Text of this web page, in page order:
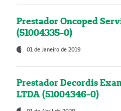
Prestador Oncoped
(51004335-0)
01 de Janeiro de 2019
Prestador Decordis
LTDA (51004346-0)